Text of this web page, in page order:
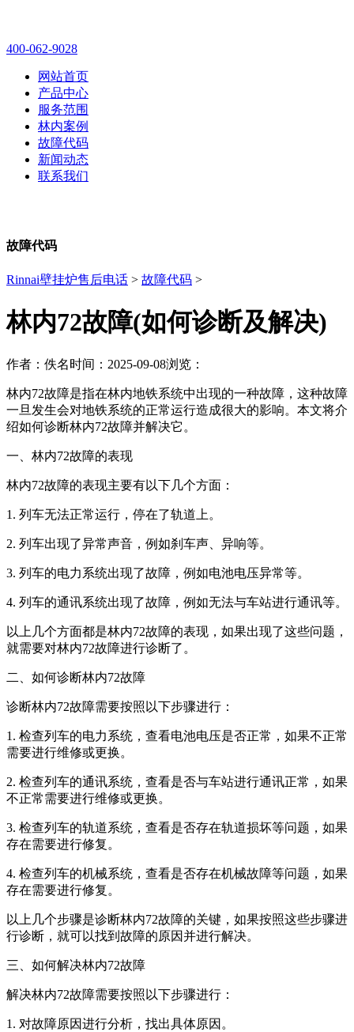
400-062-9028
网站首页
产品中心
服务范围
林内案例
故障代码
新闻动态
联系我们
故障代码
Rinnai壁挂炉售后电话 > 故障代码 >
林内72故障(如何诊断及解决)
作者：佚名时间：2025-09-08浏览：
林内72故障是指在林内地铁系统中出现的一种故障，这种故障
一旦发生会对地铁系统的正常运行造成很大的影响。本文将介
绍如何诊断林内72故障并解决它。
一、林内72故障的表现
林内72故障的表现主要有以下几个方面：
1. 列车无法正常运行，停在了轨道上。
2. 列车出现了异常声音，例如刹车声、异响等。
3. 列车的电力系统出现了故障，例如电池电压异常等。
4. 列车的通讯系统出现了故障，例如无法与车站进行通讯等。
以上几个方面都是林内72故障的表现，如果出现了这些问题，
就需要对林内72故障进行诊断了。
二、如何诊断林内72故障
诊断林内72故障需要按照以下步骤进行：
1. 检查列车的电力系统，查看电池电压是否正常，如果不正常
需要进行维修或更换。
2. 检查列车的通讯系统，查看是否与车站进行通讯正常，如果
不正常需要进行维修或更换。
3. 检查列车的轨道系统，查看是否存在轨道损坏等问题，如果
存在需要进行修复。
4. 检查列车的机械系统，查看是否存在机械故障等问题，如果
存在需要进行修复。
以上几个步骤是诊断林内72故障的关键，如果按照这些步骤进
行诊断，就可以找到故障的原因并进行解决。
三、如何解决林内72故障
解决林内72故障需要按照以下步骤进行：
1. 对故障原因进行分析，找出具体原因。